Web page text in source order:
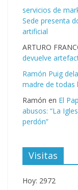
servicios de
Sede presenta
artificial
ARTURO
devuelve
Ramón Puig
madre de todas
Ramón en El
abusos: “La
perdón”
Visitas
Hoy: 2972